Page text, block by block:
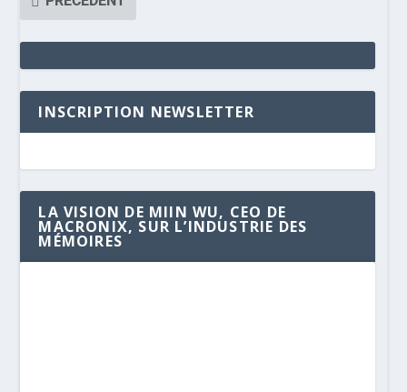
INSCRIPTION NEWSLETTER
LA VISION DE MIIN WU, CEO DE
MACRONIX, SUR L’INDUSTRIE DES
MÉMOIRES